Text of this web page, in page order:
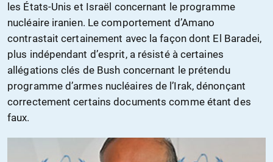
les États-Unis et Israël concernant le programme
nucléaire iranien. Le comportement d’Amano
contrastait certainement avec la façon dont El Baradei,
plus indépendant d’esprit, a résisté à certaines
allégations clés de Bush concernant le prétendu
programme d’armes nucléaires de l’Irak, dénonçant
correctement certains documents comme étant des
faux.